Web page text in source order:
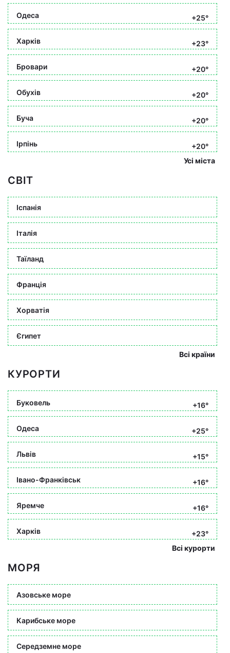
Одеса +25°
Харків +23°
Бровари +20°
Обухів +20°
Буча +20°
Ірпінь
+20°
Усі міста
СВІТ
Іспанія
Італія
Таїланд
Франція
Хорватія
Єгипет
Всі країни
КУРОРТИ
Буковель +16°
Одеса +25°
Львів +15°
Івано-Франківськ +16°
Яремче +16°
Харків
+23°
Всі курорти
МОРЯ
Азовське море
Карибське море
Середземне море